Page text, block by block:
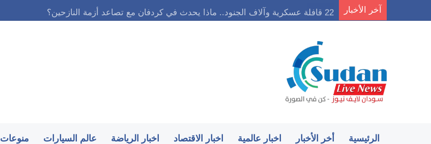
آخر الأخبار 22 قافلة عسكرية وآلاف الجنود.. ماذا يحدث في كردفان مع تصاعد أزمة النازحين؟
الرئيسية أخر الأخبار اخبار عالمية اخبار الاقتصاد اخبار الرياضة عالم السيارات